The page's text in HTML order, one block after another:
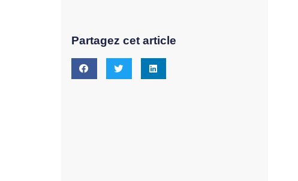
Partagez cet article